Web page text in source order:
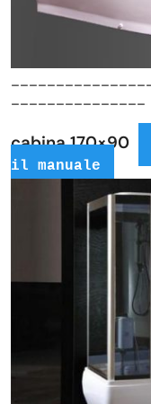
cabina 170×90
il manuale